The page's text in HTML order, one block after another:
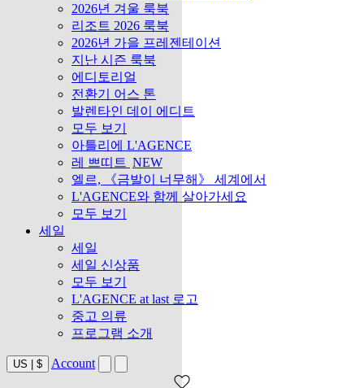
2026년 겨울 룩북
리조트 2026 룩북
2026년 가을 프레젠테이션
지난 시즌 룩북
에디토리얼
전환기 어스 톤
발렌타인 데이 에디트
모두 보기
아틀리에 L'AGENCE
레 쁘띠트 NEW
엘르, 《금발이 너무해》 세계에서
L'AGENCE와 함께 살아가세요
모두 보기
세일
세일
세일 신상품
모두 보기
L'AGENCE at last 로고
중고 의류
프로그램 소개
US $ Account